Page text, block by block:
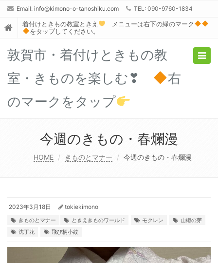
Email: info@kimono-o-tanoshiku.com TEL: 090-9760-1834
着付けときもの教室ときえ
メニューは右下の緑のマーク
をタップしてください。
敦賀市・着付けときもの教
室・きものを楽しむ❣
右
のマークをタップ
今週のきもの・春爛漫
HOME きものとマナー 今週のきもの・春爛漫
2023年3月18日 tokiekimono
きものとマナー ときえきものワールド モクレン
山椒の芽
沈丁花
飛び柄小紋